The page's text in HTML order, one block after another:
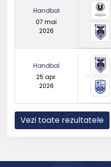
Handbal
07 mai
2026
Handbal
25 apr.
2026
Vezi toate rezultatele